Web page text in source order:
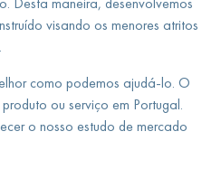
visando os menores atritos
como podemos ajudá-lo. O
ou serviço em Portugal.
o nosso estudo de mercado